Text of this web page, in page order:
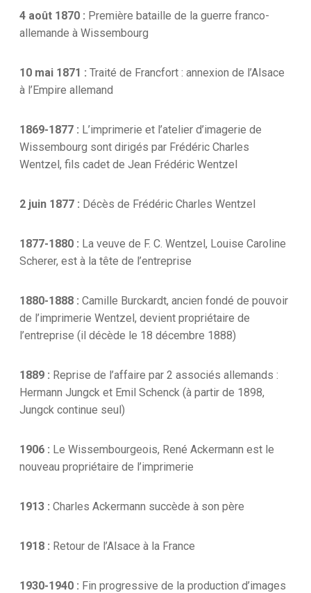
4 août 1870 : Première bataille de la guerre franco-
allemande à Wissembourg
10 mai 1871 : Traité de Francfort : annexion de l’Alsace
à l’Empire allemand
1869-1877 : L’imprimerie et l’atelier d’imagerie de
Wissembourg sont dirigés par Frédéric Charles
Wentzel, fils cadet de Jean Frédéric Wentzel
2 juin 1877 : Décès de Frédéric Charles Wentzel
1877-1880 : La veuve de F. C. Wentzel, Louise Caroline
Scherer, est à la tête de l’entreprise
1880-1888 : Camille Burckardt, ancien fondé de pouvoir
de l’imprimerie Wentzel, devient propriétaire de
l’entreprise (il décède le 18 décembre 1888)
1889 : Reprise de l’affaire par 2 associés allemands :
Hermann Jungck et Emil Schenck (à partir de 1898,
Jungck continue seul)
1906 : Le Wissembourgeois, René Ackermann est le
nouveau propriétaire de l’imprimerie
1913 : Charles Ackermann succède à son père
1918 : Retour de l’Alsace à la France
1930-1940 : Fin progressive de la production d’images